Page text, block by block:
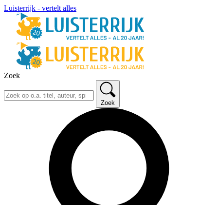
Luisterrijk - vertelt alles
Zoek
Zoek